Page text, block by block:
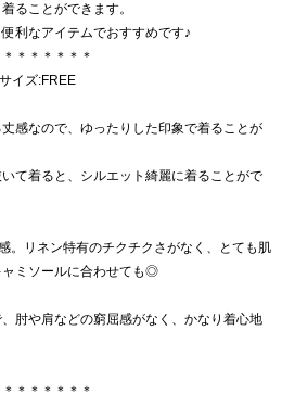
ることができます。
利なアイテムでおすすめです♪
＊＊＊＊＊＊
イズ:FREE
感なので、ゆったりした印象で着ることが
て着ると、シルエット綺麗に着ることがで
。リネン特有のチクチクさがなく、とても肌
ミソールに合わせても◎
肘や肩などの窮屈感がなく、かなり着心地
＊＊＊＊＊＊